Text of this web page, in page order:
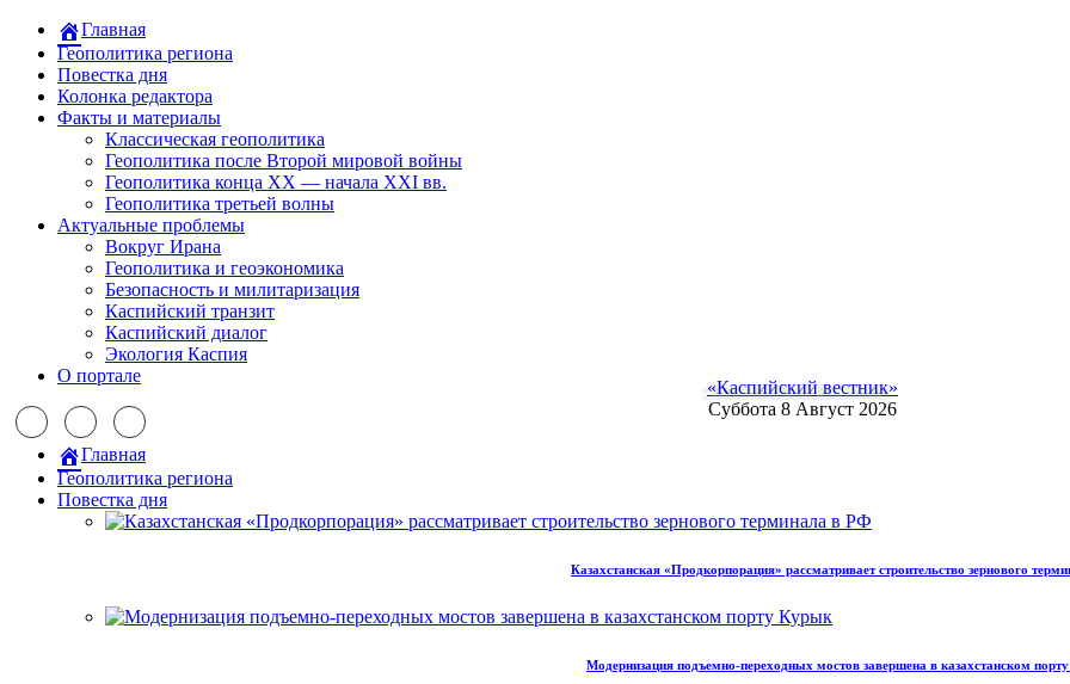
Главная
Геополитика региона
Повестка дня
Колонка редактора
Факты и материалы
Классическая геополитика
Геополитика после Второй мировой войны
Геополитика конца XX — начала XXI вв.
Геополитика третьей волны
Актуальные проблемы
Вокруг Ирана
Геополитика и геоэкономика
Безопасность и милитаризация
Каспийский транзит
Каспийский диалог
Экология Каспия
О портале
«Каспийский вестник»
Суббота 8 Август 2026
Главная
Геополитика региона
Повестка дня
Казахстанская «Продкорпорация» рассматривает строительство зернового
Модернизация подъемно-переходных мостов завершена в казахстанском